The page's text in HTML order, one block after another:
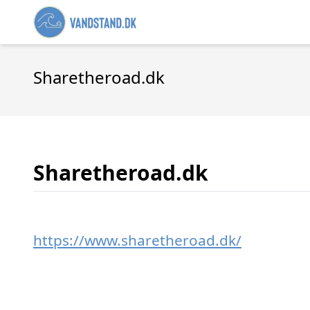
Sharetheroad.dk
Sharetheroad.dk
https://www.sharetheroad.dk/